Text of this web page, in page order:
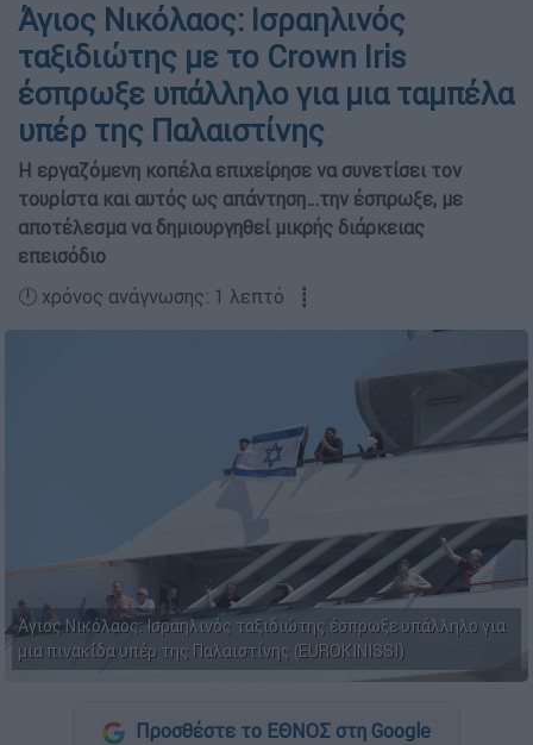
Άγιος Νικόλαος: Ισραηλινός
ταξιδιώτης με το Crown Iris
έσπρωξε υπάλληλο για μια ταμπέλα
υπέρ της Παλαιστίνης
Η εργαζόμενη κοπέλα επιχείρησε να συνετίσει τον
τουρίστα και αυτός ως απάντηση…την έσπρωξε, με
αποτέλεσμα να δημιουργηθεί μικρής διάρκειας
επεισόδιο
🕛 χρόνος ανάγνωσης: 1 λεπτό ┋
Άγιος Νικόλαος: Ισραηλινός ταξιδιώτης έσπρωξε υπάλληλο για
μια πινακίδα υπέρ της Παλαιστίνης (EUROKINISSI)
Προσθέστε το ΕΘΝΟΣ στη Google